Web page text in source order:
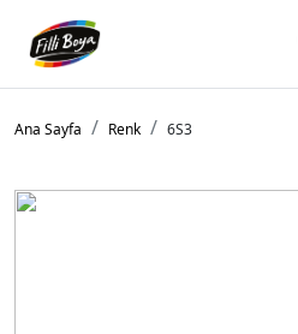
Ana Sayfa Renk 6S3